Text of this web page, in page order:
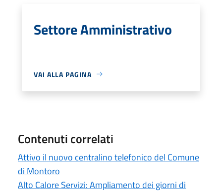
Settore Amministrativo
VAI ALLA PAGINA
Contenuti correlati
Attivo il nuovo centralino telefonico del Comune
di Montoro
Alto Calore Servizi: Ampliamento dei giorni di